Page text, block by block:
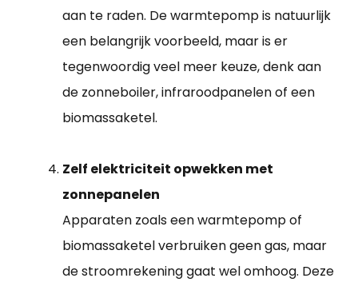
aan te raden. De warmtepomp is natuurlijk
een belangrijk voorbeeld, maar is er
tegenwoordig veel meer keuze, denk aan
de zonneboiler, infraroodpanelen of een
biomassaketel.
Zelf elektriciteit opwekken met
zonnepanelen
Apparaten zoals een warmtepomp of
biomassaketel verbruiken geen gas, maar
de stroomrekening gaat wel omhoog. Deze